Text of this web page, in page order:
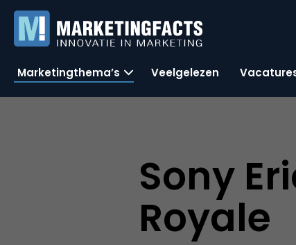
Marketingthema’s Veelgelezen
Sony
Royale